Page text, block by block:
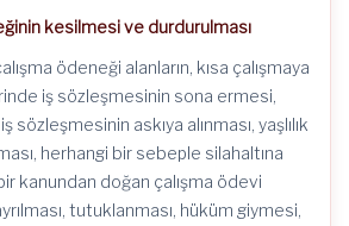
kesilmesi ve durdurulması
ödeneği alanların, kısa çalışmaya
iş sözleşmesinin sona ermesi,
sözleşmesinin askıya alınması, yaşlılık
herhangi bir sebeple silahaltına
kanundan doğan çalışma ödevi
tutuklanması, hüküm giymesi,